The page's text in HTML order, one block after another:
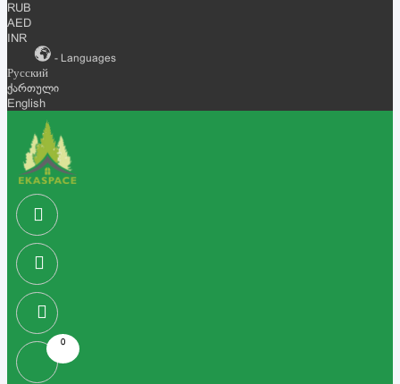
RUB
AED
INR
- Languages
Русский
ქართული
English
0